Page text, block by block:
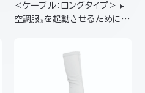
＜ケーブル：ロングタイプ＞ ▸
空調服® を起動させるために必
をご使用になられる方に
おすすめ ▸最大風量106ℓ/秒
ターボーモード対応ファン＆最